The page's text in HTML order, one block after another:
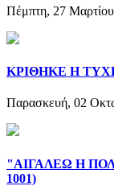
Πέμπτη, 27
ΚΡΙΘΗΚΕ Η ΤΥΧΗ
Παρασκευή, 02
"ΑΙΓΑΛΕΩ Η
1001)